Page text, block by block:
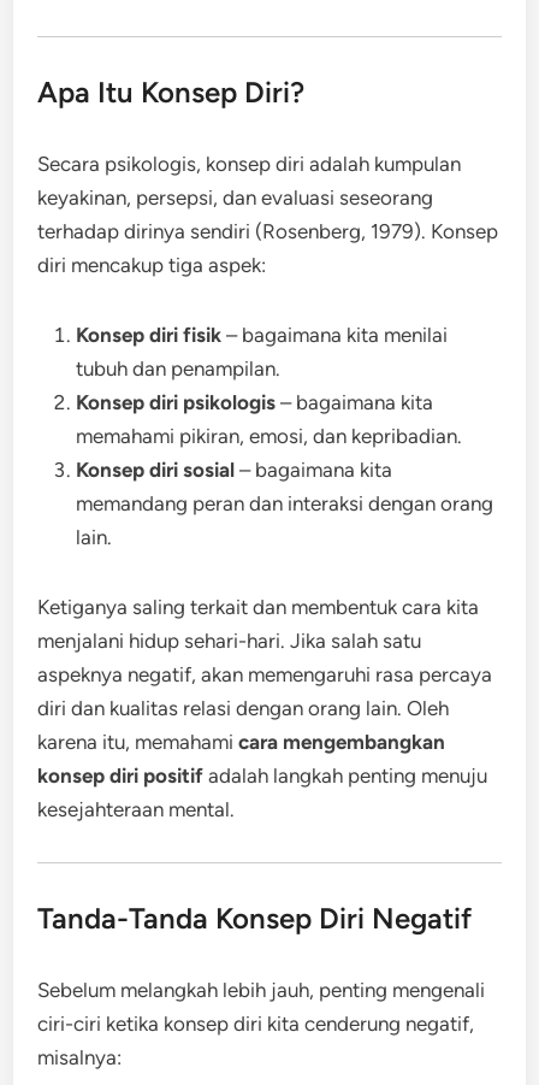
Apa Itu Konsep Diri?
Secara psikologis, konsep diri adalah kumpulan
keyakinan, persepsi, dan evaluasi seseorang
terhadap dirinya sendiri (Rosenberg, 1979). Konsep
diri mencakup tiga aspek:
Konsep diri fisik – bagaimana kita menilai
tubuh dan penampilan.
Konsep diri psikologis – bagaimana kita
memahami pikiran, emosi, dan kepribadian.
Konsep diri sosial – bagaimana kita
memandang peran dan interaksi dengan orang
lain.
Ketiganya saling terkait dan membentuk cara kita
menjalani hidup sehari-hari. Jika salah satu
aspeknya negatif, akan memengaruhi rasa percaya
diri dan kualitas relasi dengan orang lain. Oleh
karena itu, memahamicara mengembangkan
konsep diri positif adalah langkah penting menuju
kesejahteraan mental.
Tanda-Tanda Konsep Diri Negatif
Sebelum melangkah lebih jauh, penting mengenali
ciri-ciri ketika konsep diri kita cenderung negatif,
misalnya: